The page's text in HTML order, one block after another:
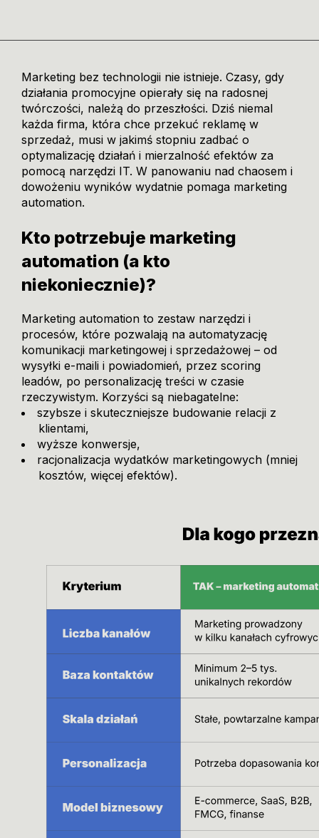
Marketing bez technologii nie istnieje. Czasy, gdy
działania promocyjne opierały się na radosnej
twórczości, należą do przeszłości. Dziś niemal
każda firma, która chce przekuć reklamę w
sprzedaż, musi w jakimś stopniu zadbać o
optymalizację działań i mierzalność efektów za
pomocą narzędzi IT. W panowaniu nad chaosem i
dowożeniu wyników wydatnie pomaga marketing
automation.
Kto potrzebuje marketing
automation (a kto
niekoniecznie)?
Marketing automation to zestaw narzędzi i
procesów, które pozwalają na automatyzację
komunikacji marketingowej i sprzedażowej – od
wysyłki e-maili i powiadomień, przez scoring
leadów, po personalizację treści w czasie
rzeczywistym. Korzyści są niebagatelne:
szybsze i skuteczniejsze budowanie relacji z
klientami,
wyższe konwersje,
racjonalizacja wydatków marketingowych (mniej
kosztów, więcej efektów).